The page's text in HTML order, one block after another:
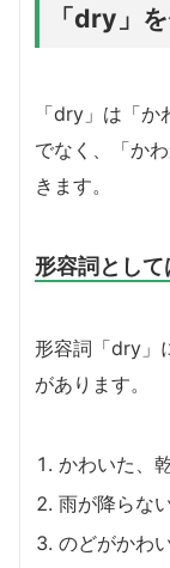
「dry」
「dry」は「
でなく、「か
きます。
形容詞とし
形容詞「dry」
があります。
かわいた、
雨が降らな
のどがかわ